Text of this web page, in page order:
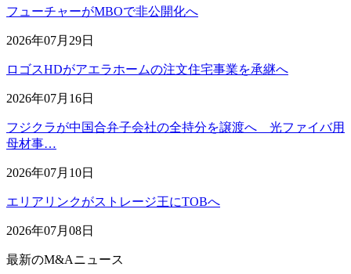
フューチャーがMBOで非公開化へ
2026年07月29日
ロゴスHDがアエラホームの注文住宅事業を承継へ
2026年07月16日
フジクラが中国合弁子会社の全持分を譲渡へ 光ファイバ用
母材事…
2026年07月10日
エリアリンクがストレージ王にTOBへ
2026年07月08日
最新のM&Aニュース